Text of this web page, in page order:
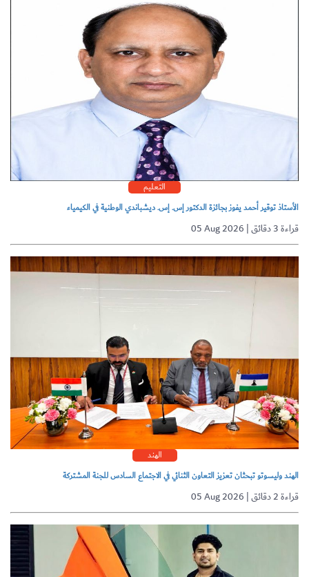
التعليم
الأستاذ توقير أحمد يفوز بجائزة الدكتور إس. إس. ديشباندي الوطنية في الكيمياء
05 Aug 2026 | قراءة 3 دقائق
الهند
الهند وليسوتو تبحثان تعزيز التعاون الثنائي في الاجتماع السادس للجنة المشتركة
05 Aug 2026 | قراءة 2 دقائق